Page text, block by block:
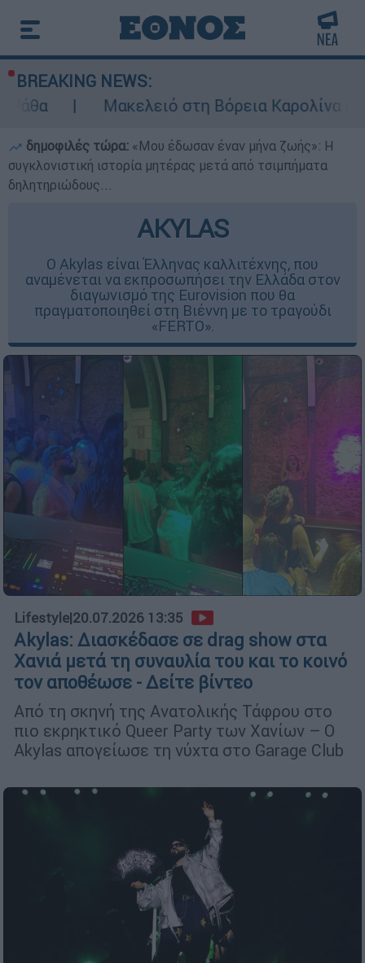
BREAKING NEWS:
Μακελειό στη Βόρεια Καρολίνα ύστερα από
δημοφιλές τώρα: «Μου έδωσαν έναν μήνα ζωής»: Η
συγκλονιστική ιστορία μητέρας μετά από τσιμπήματα
δηλητηριώδους...
AKYLAS
Ο Akylas είναι Έλληνας καλλιτέχνης, που
αναμένεται να εκπροσωπήσει την Ελλάδα στον
διαγωνισμό της Eurovision που θα
πραγματοποιηθεί στη Βιέννη με το τραγούδι
«FERTO».
Lifestyle|20.07.2026 13:35
Akylas: Διασκέδασε σε drag show στα
Χανιά μετά τη συναυλία του και το κοινό
τον αποθέωσε - Δείτε βίντεο
Από τη σκηνή της Ανατολικής Τάφρου στο
πιο εκρηκτικό Queer Party των Χανίων – Ο
Akylas απογείωσε τη νύχτα στο Garage Club